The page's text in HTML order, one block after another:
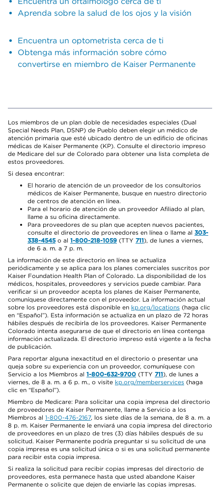
Aprenda sobre la salud de los ojos y la visión
Encuentra un optometrista cerca de ti
Obtenga más información sobre cómo
convertirse en miembro de Kaiser Permanente
Los miembros de un plan doble de necesidades especiales (Dual
Special Needs Plan, DSNP) de Pueblo deben elegir un médico de
atención primaria que esté ubicado dentro de un edificio de oficinas
médicas de Kaiser Permanente (KP). Consulte el directorio impreso
de Medicare del sur de Colorado para obtener una lista completa de
estos proveedores.
Si desea encontrar:
El horario de atención de un proveedor de los consultorios
médicos de Kaiser Permanente, busque en nuestro directorio
de centros de atención en línea.
Para el horario de atención de un proveedor Afiliado al plan,
llame a su oficina directamente.
Para proveedores de su plan que acepten nuevos pacientes,
consulte el directorio de proveedores en línea o llame al 303-
338-4545o al 1-800-218-1059 (TTY 711), de lunes a viernes,
de 6 a. m. a 7 p. m.
La información de este directorio en línea se actualiza
periódicamente y se aplica para los planes comerciales suscritos por
Kaiser Foundation Health Plan of Colorado. La disponibilidad de los
médicos, hospitales, proveedores y servicios puede cambiar. Para
verificar si un proveedor acepta los planes de Kaiser Permanente,
comuníquese directamente con el proveedor. La información actual
sobre los proveedores está disponible en kp.org/locations (haga clic
en “Español”). Esta información se actualiza en un plazo de 72 horas
hábiles después de recibirla de los proveedores. Kaiser Permanente
Colorado intenta asegurarse de que el directorio en línea contenga
información actualizada. El directorio impreso está vigente a la fecha
de publicación.
Para reportar alguna inexactitud en el directorio o presentar una
queja sobre su experiencia con un proveedor, comuníquese con
Servicio a los Miembros al 1-800-632-9700 (TTY 711), de lunes a
viernes, de 8 a. m. a 6 p. m., o visite kp.org/memberservices (haga
clic en “Español”).
Miembro de Medicare: Para solicitar una copia impresa del directorio
de proveedores de Kaiser Permanente, llame a Servicio a los
Miembros al 1-800-476-2167, los siete días de la semana, de 8 a. m. a
8 p. m. Kaiser Permanente le enviará una copia impresa del directorio
de proveedores en un plazo de tres (3) días hábiles después de su
solicitud. Kaiser Permanente podría preguntar si su solicitud de una
copia impresa es una solicitud única o si es una solicitud permanente
para recibir esta copia impresa.
Si realiza la solicitud para recibir copias impresas del directorio de
proveedores, esta permanece hasta que usted abandone Kaiser
Permanente o solicite que dejen de enviarle las copias impresas.